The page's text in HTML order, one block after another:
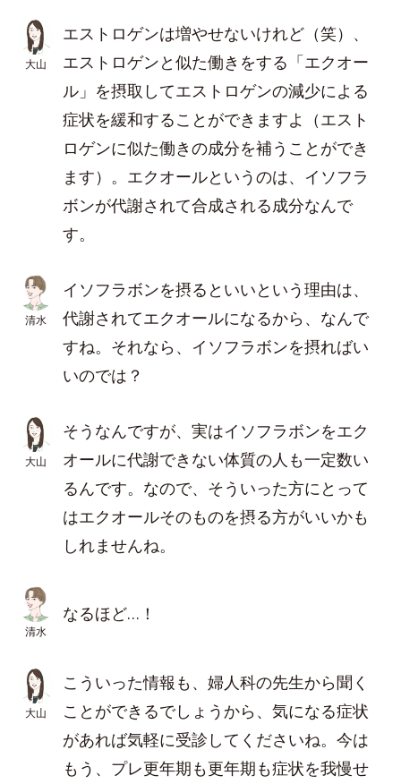
大山
エストロゲンは増やせないけれど（笑）、
エストロゲンと似た働きをする「エクオー
ル」を摂取してエストロゲンの減少による
症状を緩和することができますよ（エスト
ロゲンに似た働きの成分を補うことができ
ます）。エクオールというのは、イソフラ
ボンが代謝されて合成される成分なんで
す。
清水
イソフラボンを摂るといいという理由は、
代謝されてエクオールになるから、なんで
すね。それなら、イソフラボンを摂ればい
いのでは？
大山
そうなんですが、実はイソフラボンをエク
オールに代謝できない体質の人も一定数い
るんです。なので、そういった方にとって
はエクオールそのものを摂る方がいいかも
しれませんね。
清水
なるほど…！
大山
こういった情報も、婦人科の先生から聞く
ことができるでしょうから、気になる症状
があれば気軽に受診してくださいね。今は
もう、プレ更年期も更年期も症状を我慢せ